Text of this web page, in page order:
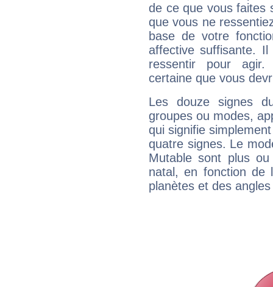
de ce que vous faites
que vous ne
base de votre
affective suffisante.
ressentir pour agir.
certaine que vous
Les douze signes
groupes ou modes,
qui signifie
quatre signes. Le
Mutable sont plus
natal, en fonction de
planètes et des